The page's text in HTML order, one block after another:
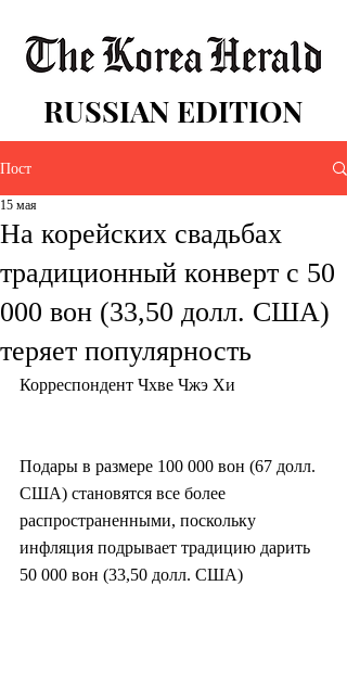
RUSSIAN EDITION
Пост
На корейских свадьбах
традиционный конверт с 50
000 вон (33,50 долл. США)
теряет популярность
15 мая
Корреспондент Чхве Чжэ Хи
Подары в размере 100 000 вон (67 долл.
США) становятся все более
распространенными, поскольку
инфляция подрывает традицию дарить
50 000 вон (33,50 долл. США)